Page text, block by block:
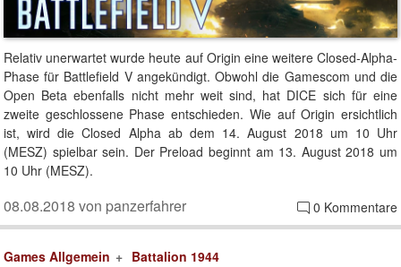
Relativ unerwartet wurde heute auf Origin eine weitere Closed-Alpha-
Phase für Battlefield V angekündigt. Obwohl die Gamescom und die
Open Beta ebenfalls nicht mehr weit sind, hat DICE sich für eine
zweite geschlossene Phase entschieden. Wie auf Origin ersichtlich
ist, wird die Closed Alpha ab dem 14. August 2018 um 10 Uhr
(MESZ) spielbar sein. Der Preload beginnt am 13. August 2018 um
10 Uhr (MESZ).
0 Kommentare
08.08.2018 von panzerfahrer
Games Allgemein Battalion 1944